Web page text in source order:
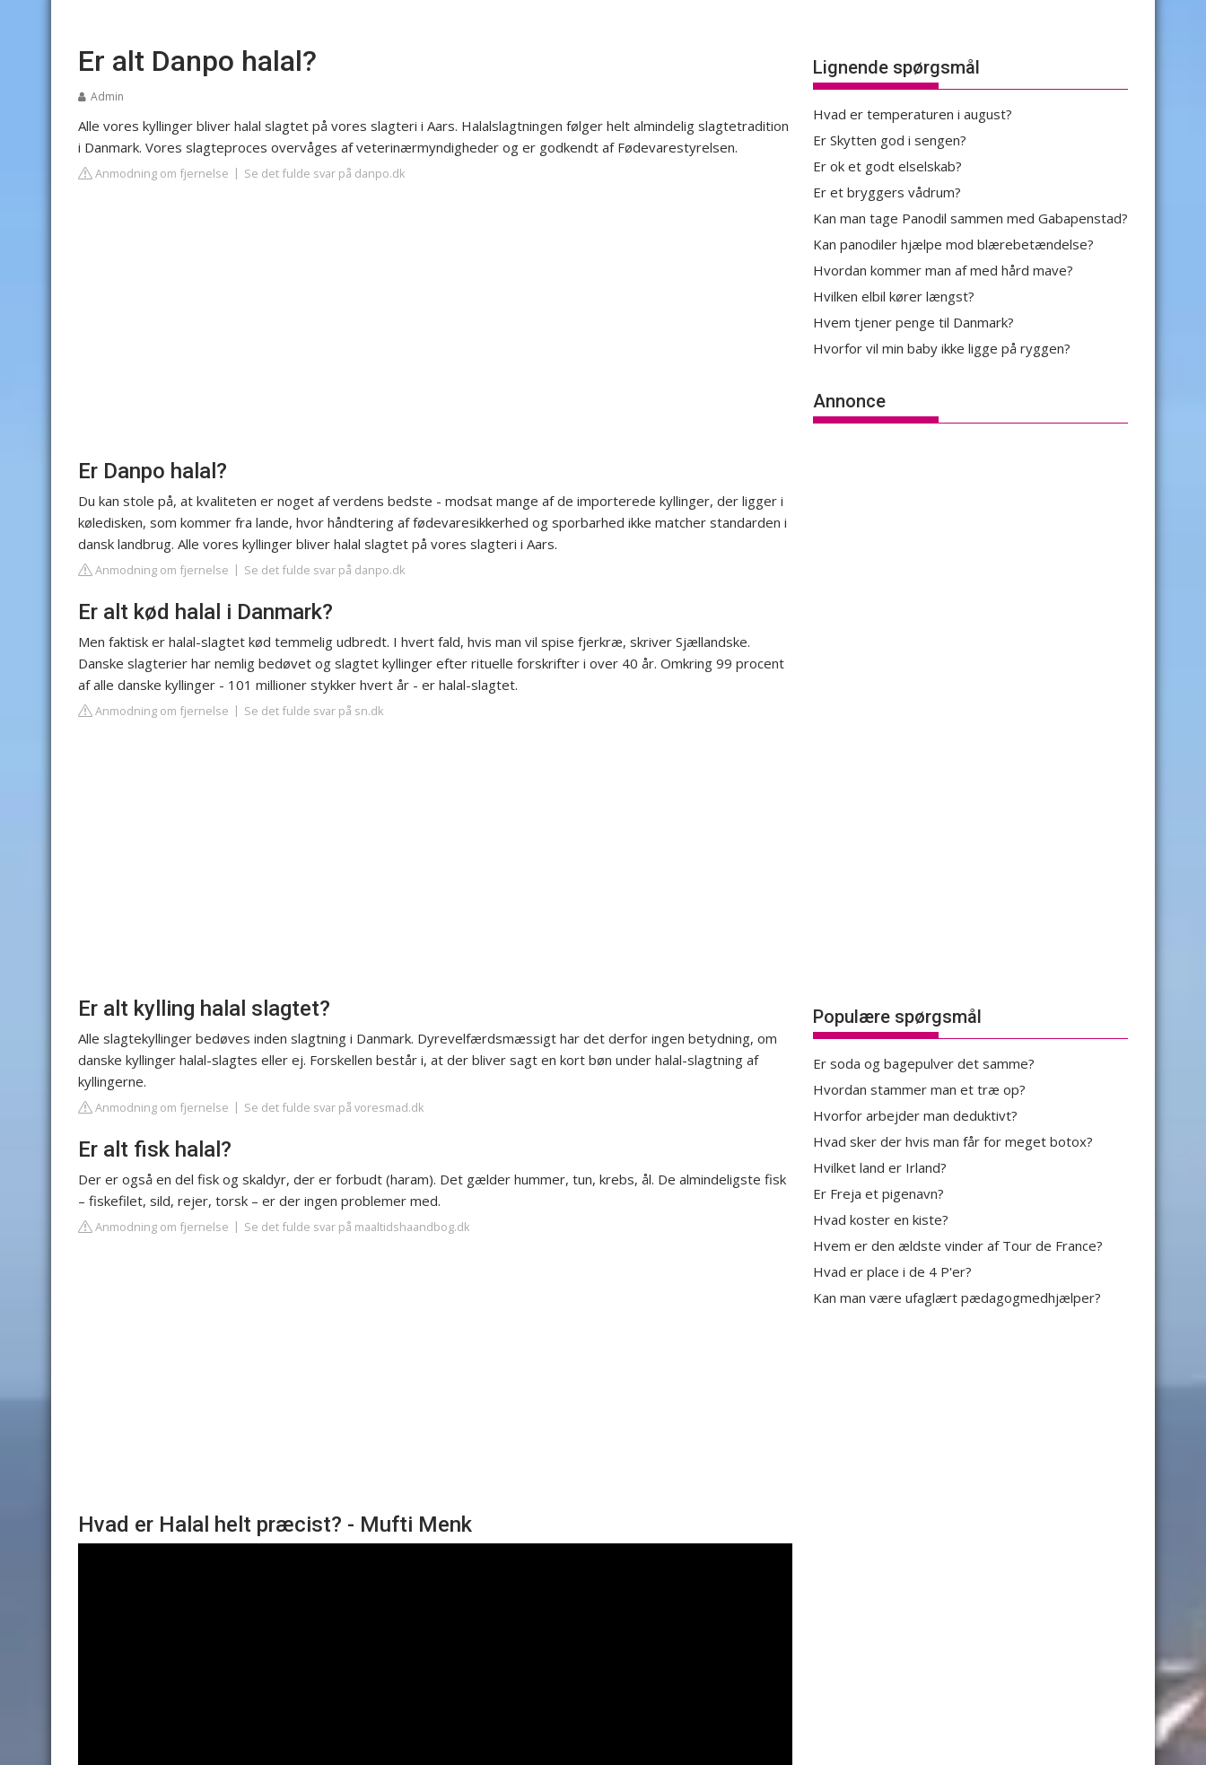
Er alt Danpo halal?
Admin
Alle vores kyllinger bliver halal slagtet på vores slagteri i Aars. Halalslagtningen følger helt almindelig slagtetradition
i Danmark. Vores slagteproces overvåges af veterinærmyndigheder og er godkendt af Fødevarestyrelsen.
Anmodning om fjernelse Se det fulde svar på danpo.dk
Er Danpo halal?
Du kan stole på, at kvaliteten er noget af verdens bedste - modsat mange af de importerede kyllinger, der ligger i
køledisken, som kommer fra lande, hvor håndtering af fødevaresikkerhed og sporbarhed ikke matcher standarden i
dansk landbrug. Alle vores kyllinger bliver halal slagtet på vores slagteri i Aars.
Anmodning om fjernelse Se det fulde svar på danpo.dk
Er alt kød halal i Danmark?
Men faktisk er halal-slagtet kød temmelig udbredt. I hvert fald, hvis man vil spise fjerkræ, skriver Sjællandske.
Danske slagterier har nemlig bedøvet og slagtet kyllinger efter rituelle forskrifter i over 40 år. Omkring 99 procent
af alle danske kyllinger - 101 millioner stykker hvert år - er halal-slagtet.
Anmodning om fjernelse Se det fulde svar på sn.dk
Er alt kylling halal slagtet?
Alle slagtekyllinger bedøves inden slagtning i Danmark. Dyrevelfærdsmæssigt har det derfor ingen betydning, om
danske kyllinger halal-slagtes eller ej. Forskellen består i, at der bliver sagt en kort bøn under halal-slagtning af
kyllingerne.
Anmodning om fjernelse Se det fulde svar på voresmad.dk
Er alt fisk halal?
Der er også en del fisk og skaldyr, der er forbudt (haram). Det gælder hummer, tun, krebs, ål. De almindeligste fisk
– fiskefilet, sild, rejer, torsk – er der ingen problemer med.
Anmodning om fjernelse Se det fulde svar på maaltidshaandbog.dk
Hvad er Halal helt præcist? - Mufti Menk
Lignende spørgsmål
Hvad er temperaturen i august?
Er Skytten god i sengen?
Er ok et godt elselskab?
Er et bryggers vådrum?
Kan man tage Panodil sammen med Gabapenstad?
Kan panodiler hjælpe mod blærebetændelse?
Hvordan kommer man af med hård mave?
Hvilken elbil kører længst?
Hvem tjener penge til Danmark?
Hvorfor vil min baby ikke ligge på ryggen?
Annonce
Populære spørgsmål
Er soda og bagepulver det samme?
Hvordan stammer man et træ op?
Hvorfor arbejder man deduktivt?
Hvad sker der hvis man får for meget botox?
Hvilket land er Irland?
Er Freja et pigenavn?
Hvad koster en kiste?
Hvem er den ældste vinder af Tour de France?
Hvad er place i de 4 P'er?
Kan man være ufaglært pædagogmedhjælper?